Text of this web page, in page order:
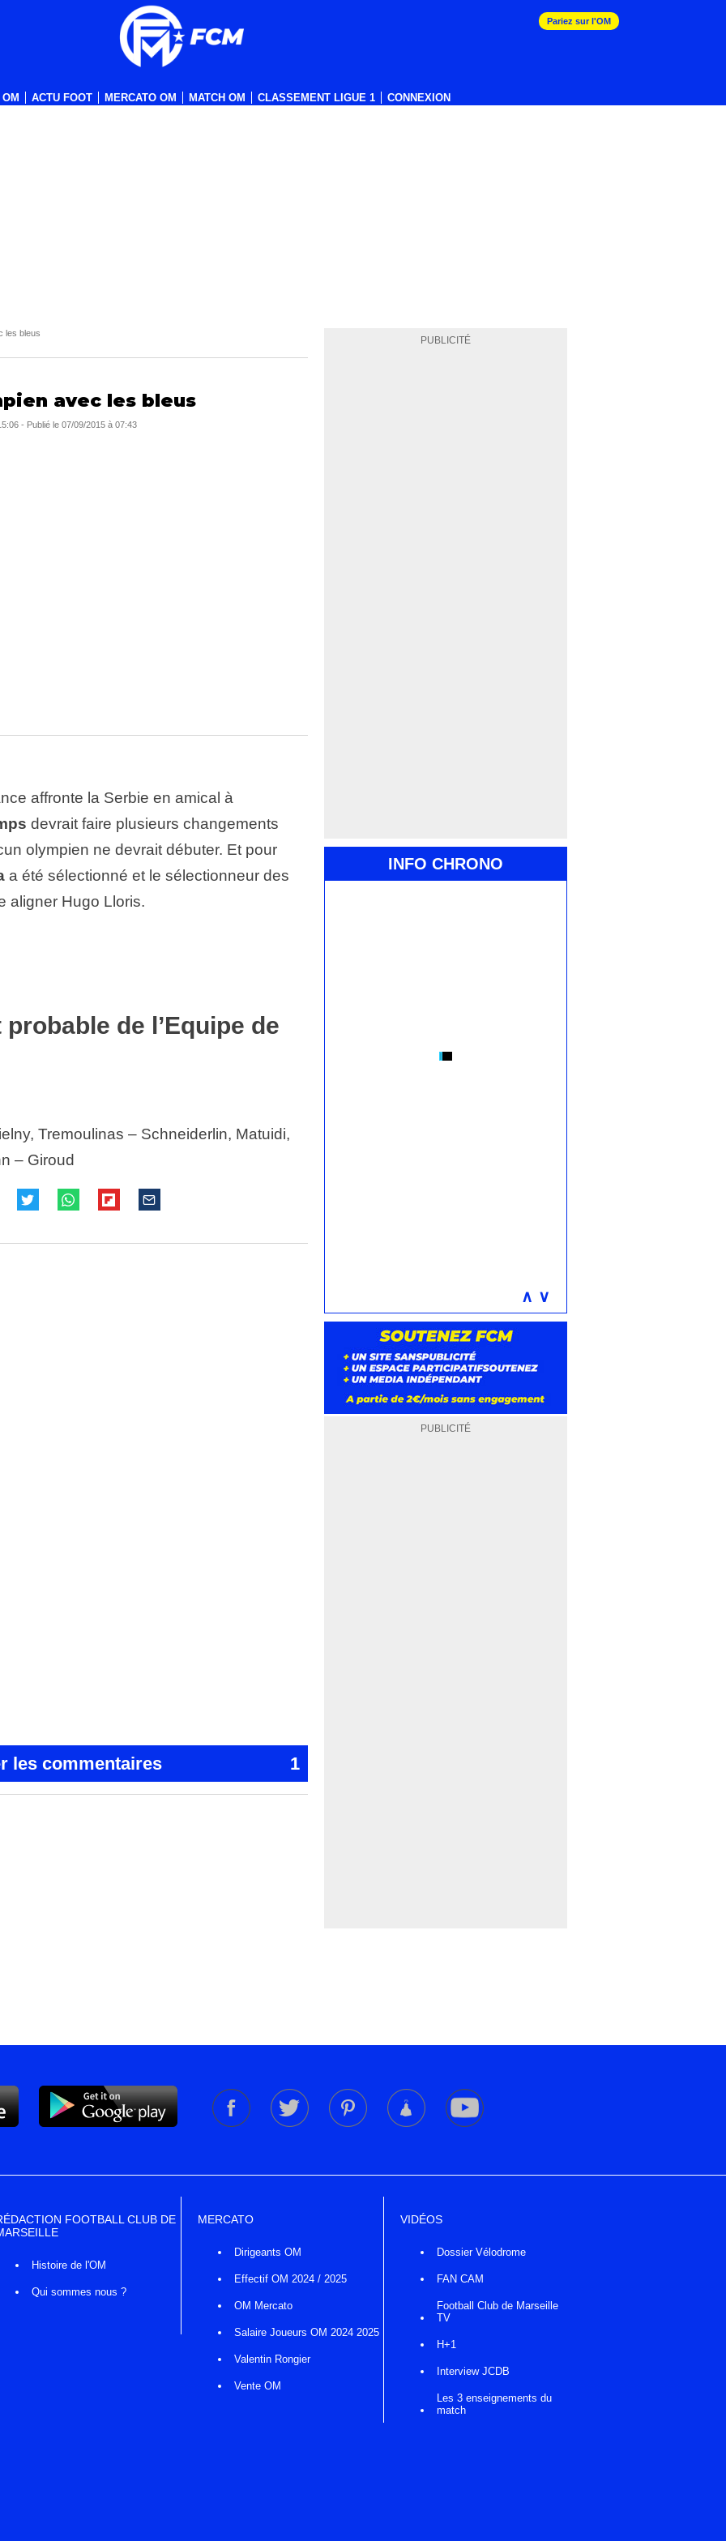
ACTU FOOT MERCATO OM MATCH OM CLASSEMENT LIGUE 1 CONNEXION
Pariez sur l'OM
PUBLICITÉ
INFO CHRONO
∧ ∨
PUBLICITÉ
les bleus
avec les bleus
- Publié le 07/09/2015 à 07:43
affronte la Serbie en amical à
devrait faire plusieurs changements
olympien ne devrait débuter. Et pour
a été sélectionné et le sélectionneur des
aligner Hugo Lloris.
de l’Equipe de
Tremoulinas – Schneiderlin, Matuidi,
– Giroud
les commentaires 1
FOOTBALL CLUB DE
Histoire de l'OM
Qui sommes nous ?
MERCATO
Dirigeants OM
Effectif OM 2024 / 2025
OM Mercato
Salaire Joueurs OM 2024 2025
Valentin Rongier
Vente OM
VIDÉOS
Dossier Vélodrome
FAN CAM
Football Club de Marseille
TV
H+1
Interview JCDB
Les 3 enseignements du
match